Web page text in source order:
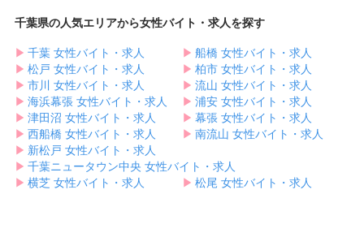
千葉県の人気エリアから女性バイト・求人を探す
▶︎ 千葉 女性バイト・求人 ▶︎ 船橋 女性バイト・求人
▶︎ 松戸 女性バイト・求人 ▶︎ 柏市 女性バイト・求人
▶︎ 市川 女性バイト・求人 ▶︎ 流山 女性バイト・求人
▶︎ 海浜幕張 女性バイト・求人 ▶︎ 浦安 女性バイト・求人
▶︎ 津田沼 女性バイト・求人 ▶︎ 幕張 女性バイト・求人
▶︎ 西船橋 女性バイト・求人 ▶︎ 南流山 女性バイト・求人
▶︎ 新松戸 女性バイト・求人
▶︎ 千葉ニュータウン中央 女性バイト・求人
▶︎ 横芝 女性バイト・求人 ▶︎ 松尾 女性バイト・求人